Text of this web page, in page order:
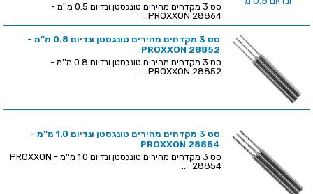
סט 3 מקדחים מהירים טונגסטן ונדיום 0.5 מ''מ -
PROXXON 28864...
סט 3 מקדחים מהירים טונגסטן ונדיום 0.8 מ''מ -
PROXXON 28852
סט 3 מקדחים מהירים טונגסטן ונדיום 0.8 מ''מ -
PROXXON 28852 ...
סט 3 מקדחים מהירים טונגסטן ונדיום 1.0 מ''מ -
PROXXON 28854
סט 3 מקדחים מהירים טונגסטן ונדיום 1.0 מ''מ - PROXXON
28854 ...